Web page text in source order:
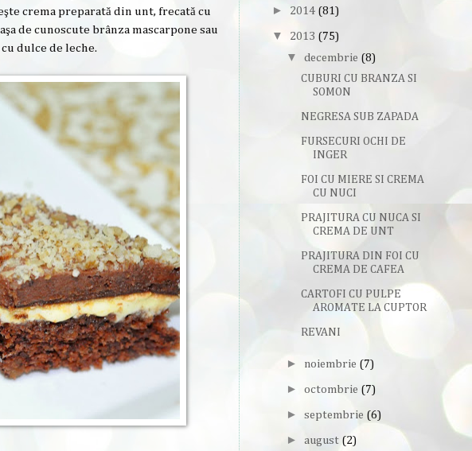
crema preparată din unt, frecată cu
de cunoscute brânza mascarpone sau
dulce de leche.
► 2014 (81)
▼ 2013 (75)
▼ decembrie (8)
CUBURI CU BRANZA SI
SOMON
NEGRESA SUB ZAPADA
FURSECURI OCHI DE
INGER
FOI CU MIERE SI CREMA
CU NUCI
PRAJITURA CU NUCA SI
CREMA DE UNT
PRAJITURA DIN FOI CU
CREMA DE CAFEA
CARTOFI CU PULPE
AROMATE LA CUPTOR
REVANI
► noiembrie (7)
► octombrie (7)
► septembrie (6)
► august (2)